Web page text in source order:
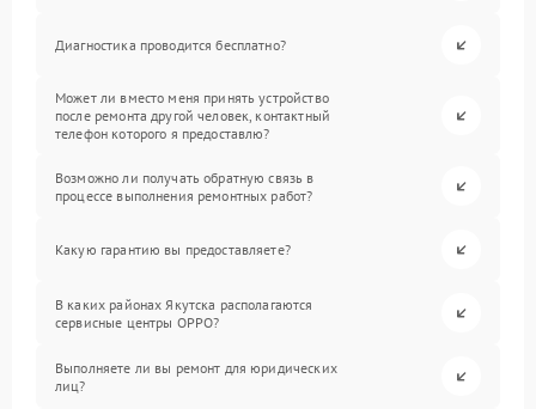
Диагностика проводится бесплатно?
Может ли вместо меня принять устройство
после ремонта другой человек, контактный
телефон которого я предоставлю?
Возможно ли получать обратную связь в
процессе выполнения ремонтных работ?
Какую гарантию вы предоставляете?
В каких районах Якутска располагаются
сервисные центры OPPO?
Выполняете ли вы ремонт для юридических
лиц?